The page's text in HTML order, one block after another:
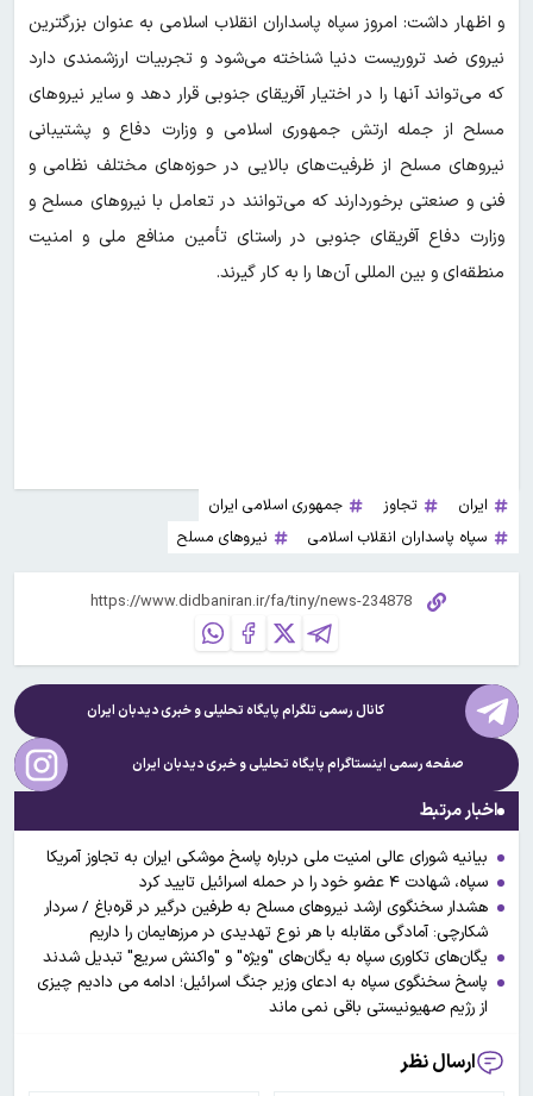
و اظهار داشت: امروز سپاه پاسداران انقلاب اسلامی به عنوان بزرگترین
نیروی ضد تروریست دنیا شناخته می‌شود و تجربیات ارزشمندی دارد
که می‌تواند آنها را در اختیار آفریقای جنوبی قرار دهد و سایر نیروهای
مسلح از جمله ارتش جمهوری اسلامی و وزارت دفاع و پشتیبانی
نیروهای مسلح از ظرفیت‌های بالایی در حوزه‌های مختلف نظامی و
فنی و صنعتی برخوردارند که می‌توانند در تعامل با نیروهای مسلح و
وزارت دفاع آفریقای جنوبی در راستای تأمین منافع ملی و امنیت
منطقه‌ای و بین المللی آن‌ها را به کار گیرند.
ایران تجاوز
جمهوری اسلامی ایران
سپاه پاسداران انقلاب اسلامی
نیروهای مسلح
کانال رسمی تلگرام پایگاه تحلیلی و خبریدیدبان ایران
صفحه رسمی اینستاگرام پایگاه تحلیلی و خبریدیدبان ایران
اخبار مرتبط
بیانیه شورای عالی امنیت ملی درباره پاسخ موشکی ایران به تجاوز آمریکا
سپاه، شهادت ۴ عضو خود را در حمله اسرائیل تایید کرد
هشدار سخنگوی ارشد نیروهای مسلح به طرفین درگیر در قره‌باغ / سردار
شکارچی: آمادگی مقابله با هر نوع تهدیدی در مرزهایمان را داریم
یگان‌های تکاوری سپاه به یگان‌های "ویژه" و "واکنش سریع" تبدیل شدند
پاسخ سخنگوی سپاه به ادعای وزیر جنگ اسرائیل؛ ادامه می دادیم چیزی
از رژیم صهیونیستی باقی نمی ماند
ارسال نظر